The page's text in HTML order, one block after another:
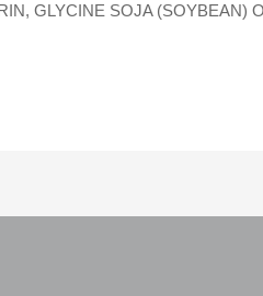
GLYCINE SOJA (SOYBEAN)